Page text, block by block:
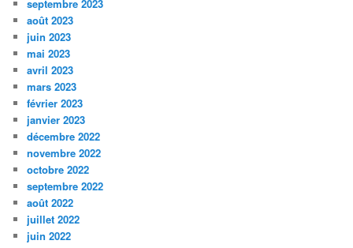
septembre 2023
août 2023
juin 2023
mai 2023
avril 2023
mars 2023
février 2023
janvier 2023
décembre 2022
novembre 2022
octobre 2022
septembre 2022
août 2022
juillet 2022
juin 2022